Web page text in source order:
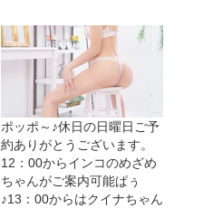
ポッポ～♪休日の日曜日ご予
約ありがとうございます。
12：00からインコのめざめ
ちゃんがご案内可能ぱぅ
♪13：00からはクイナちゃん